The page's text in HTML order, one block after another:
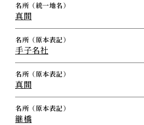
名所（統一地名）
真間
名所（原本表記）
手子名社
名所（原本表記）
真間
名所（原本表記）
継橋